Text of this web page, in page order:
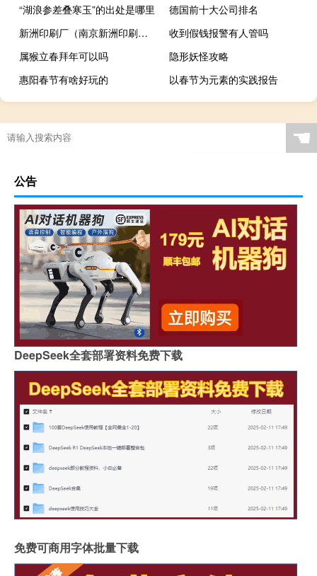
“湖浪参差叠寒玉”的出处是哪里
德国前十大公司排名
新洲印刷厂（南京新洲印刷有限公司简介）
收到假钱报警有人管吗
属猴立春拜年可以吗
隐形妖怪攻略
惠阳春节有啥好玩的
以春节为元素的实践报告
☚
公告
DeepSeek全套部署资料免费下载
免费可商用字体批量下载